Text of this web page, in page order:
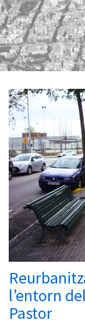
l’entorn
Pastor